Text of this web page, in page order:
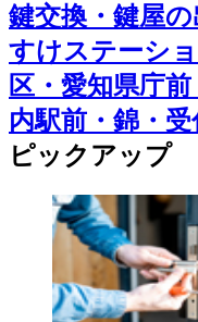
鍵交換・鍵屋
すけステーシ
区・愛知県庁
内駅前・錦・
ピックアップ